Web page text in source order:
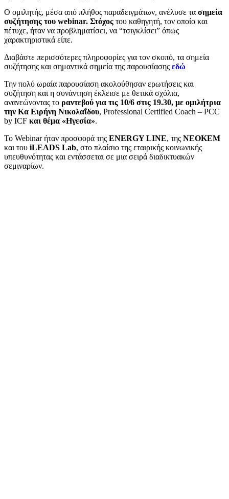
Ο ομιλητής, μέσα από πλήθος παραδειγμάτων, ανέλυσε τα σημεία
συζήτησης του webinar. Στόχος του καθηγητή, τον οποίο και
πέτυχε, ήταν να προβληματίσει, να “τσιγκλίσει” όπως
χαρακτηριστικά είπε.
Διαβάστε περισσότερες πληροφορίες για τον σκοπό, τα σημεία
συζήτησης και σημαντικά σημεία της παρουσίασης εδώ
Την πολύ ωραία παρουσίαση ακολούθησαν ερωτήσεις και
συζήτηση και η συνάντηση έκλεισε με θετικά σχόλια,
ανανεώνοντας το ραντεβού για τις 10/6 στις 19.30, με ομιλήτρια
την Κα Ειρήνη Νικολαΐδου, Professional Certified Coach – PCC
by ICF και θέμα «Ηγεσία».
Το Webinar ήταν προσφορά της ENERGY LINE, της NEOKEM
και του iLEADS Lab, στο πλαίσιο της εταιρικής κοινωνικής
υπευθυνότητας και εντάσσεται σε μια σειρά διαδικτυακών
σεμιναρίων.